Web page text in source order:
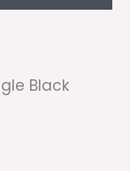
Black